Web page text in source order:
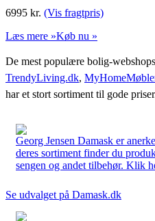
6995 kr. (Vis fragtpris)
Læs mere »Køb nu »
De mest populære bolig-
TrendyLiving.dk,
har et stort sortiment til gode
Georg Jensen Damask er
deres sortiment finder du
sengen og andet tilbehør. Klik
Se udvalget på Damask.dk